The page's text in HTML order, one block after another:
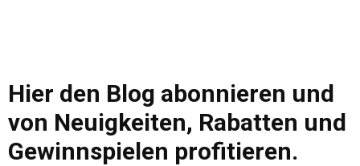
Hier den Blog abonnieren und
von Neuigkeiten, Rabatten und
Gewinnspielen profitieren.